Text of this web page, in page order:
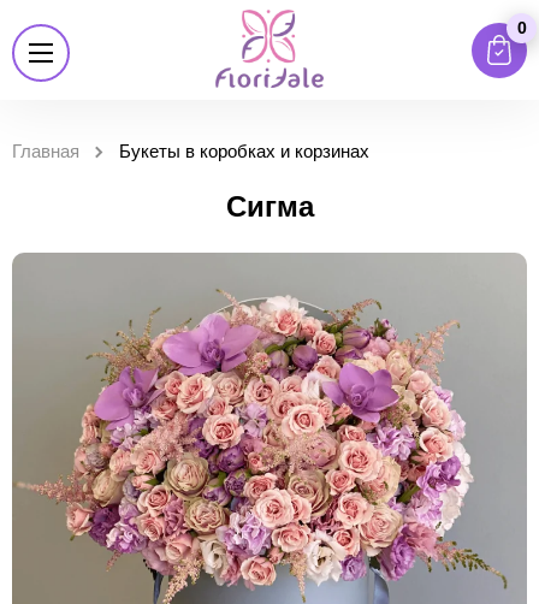
0
Главная Букеты в коробках и корзинах
Сигма